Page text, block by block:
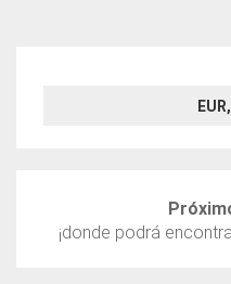
PÁGINA
¡donde podrá